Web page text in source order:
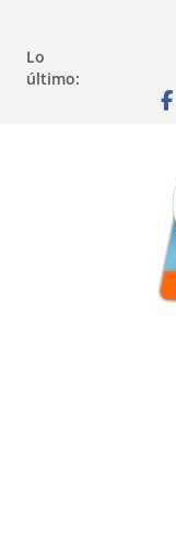
contenido
navegación
contenido
Lo
último: